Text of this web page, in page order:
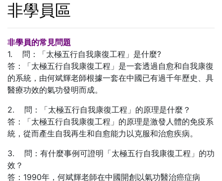
非學員區
非學員的常見問題
1. 問：「太極五行自我康復工程」是什麼?
答：「太極五行自我康復工程」是一套透過自愈和自我康復
的系統，由何斌輝老師根據一套在中國已有過千年歷史、具
醫療功效的氣功發明而成。
2. 問：「太極五行自我康復工程」的原理是什麼？
答：「太極五行自我康復工程」的原理是激發人體的免疫系
統，從而產生自我再生和自愈能力以克服和治愈疾病。
3. 問：有什麼事例可證明「太極五行自我康復工程」的功
效？
答：1990年，何斌輝老師在中國開創以氣功醫治癌症病